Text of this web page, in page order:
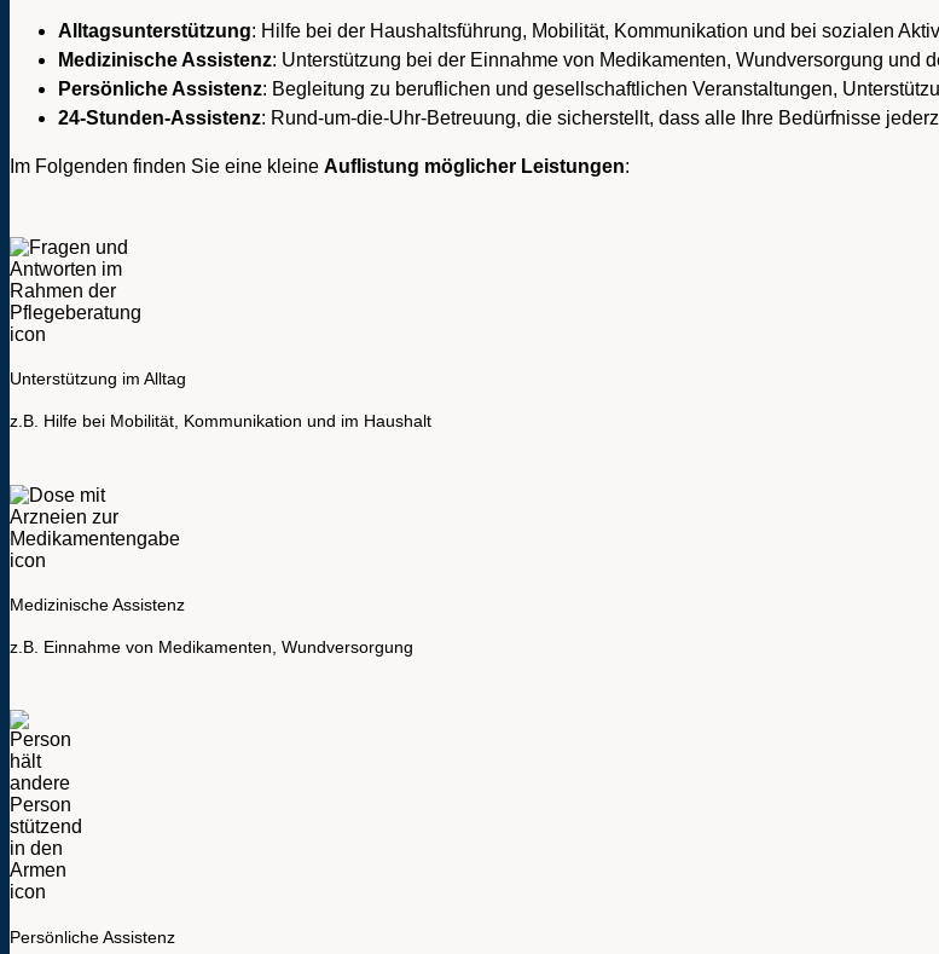
Alltagsunterstützung: Hilfe bei der Haushaltsführung, Mobilität, Kommunikation und bei sozialen
Medizinische Assistenz: Unterstützung bei der Einnahme von Medikamenten, Wundversorgung und
Persönliche Assistenz: Begleitung zu beruflichen und gesellschaftlichen Veranstaltungen,
24-Stunden-Assistenz: Rund-um-die-Uhr-Betreuung, die sicherstellt, dass alle Ihre Bedürfnisse
Im Folgenden finden Sie eine kleine Auflistung möglicher Leistungen:
Unterstützung im Alltag
z.B. Hilfe bei Mobilität, Kommunikation und im Haushalt
Medizinische Assistenz
z.B. Einnahme von Medikamenten, Wundversorgung
Persönliche Assistenz